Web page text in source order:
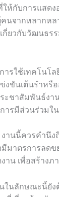
ให้กับการแสด
นจากหลากห
กี่ยวกับวัฒนธร
การใช้เทคโนโล
งขันเต้นรำหรื
ะชาสัมพันธ์งา
ารมีส่วนร่วมใ
งานนี้ควรคำนึง
มาตรการลดข
งาน เพื่อสร้าง
ในลักษณะนี้ยั